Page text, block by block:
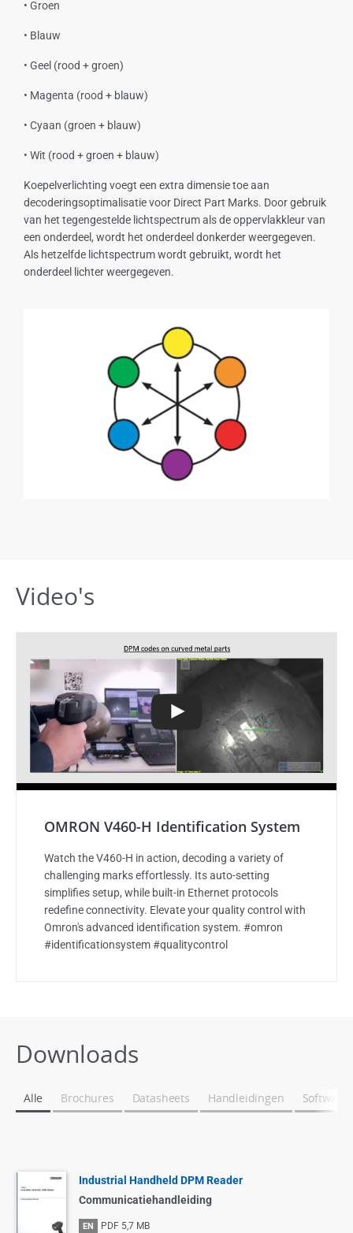
• Groen
• Blauw
• Geel (rood + groen)
• Magenta (rood + blauw)
• Cyaan (groen + blauw)
• Wit (rood + groen + blauw)
Koepelverlichting voegt een extra dimensie toe aan
decoderingsoptimalisatie voor Direct Part Marks. Door gebruik
van het tegengestelde lichtspectrum als de oppervlakkleur van
een onderdeel, wordt het onderdeel donkerder weergegeven.
Als hetzelfde lichtspectrum wordt gebruikt, wordt het
onderdeel lichter weergegeven.
Video's
OMRON V460-H Identification System
Watch the V460-H in action, decoding a variety of
challenging marks effortlessly. Its auto-setting
simplifies setup, while built-in Ethernet protocols
redefine connectivity. Elevate your quality control with
Omron's advanced identification system. #omron
#identificationsystem #qualitycontrol
Downloads
Alle Brochures Datasheets Handleidingen Software
Industrial Handheld DPM Reader
Communicatiehandleiding
EN PDF 5,7 MB